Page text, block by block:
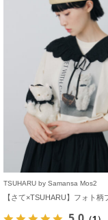
TSUHARU by Samansa Mos2